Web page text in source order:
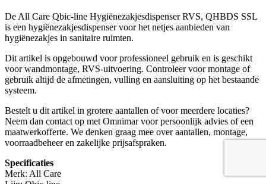
De All Care Qbic-line Hygiënezakjesdispenser RVS, QHBDS SSL
is een hygiënezakjesdispenser voor het netjes aanbieden van
hygiënezakjes in sanitaire ruimten.
Dit artikel is opgebouwd voor professioneel gebruik en is geschikt
voor wandmontage, RVS-uitvoering. Controleer voor montage of
gebruik altijd de afmetingen, vulling en aansluiting op het bestaande
systeem.
Bestelt u dit artikel in grotere aantallen of voor meerdere locaties?
Neem dan contact op met Omnimar voor persoonlijk advies of een
maatwerkofferte. We denken graag mee over aantallen, montage,
voorraadbeheer en zakelijke prijsafspraken.
Specificaties
Merk: All Care